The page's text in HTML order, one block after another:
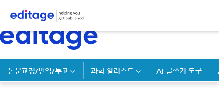
논문교정/번역/투고 과학 일러스트 AI 글쓰기 도구